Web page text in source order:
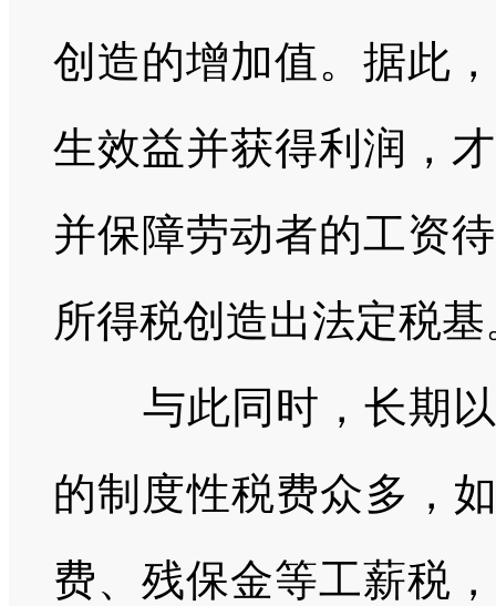
创造的增加值。据此
生效益并获得利润，
并保障劳动者的工资
所得税创造出法定税基
与此同时，长期以
的制度性税费众多，
费、残保金等工薪税